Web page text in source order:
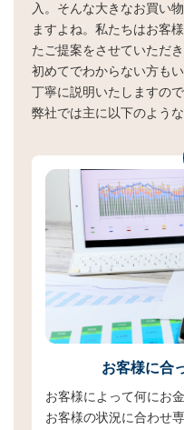
入。そんな大きなお買い
ますよね。私たちはお客
たご提案をさせていただき
初めてでわからない方も
丁寧に説明いたしますの
弊社では主に以下のよう
お客様に合
お客様によって何にお
お客様の状況に合わせ